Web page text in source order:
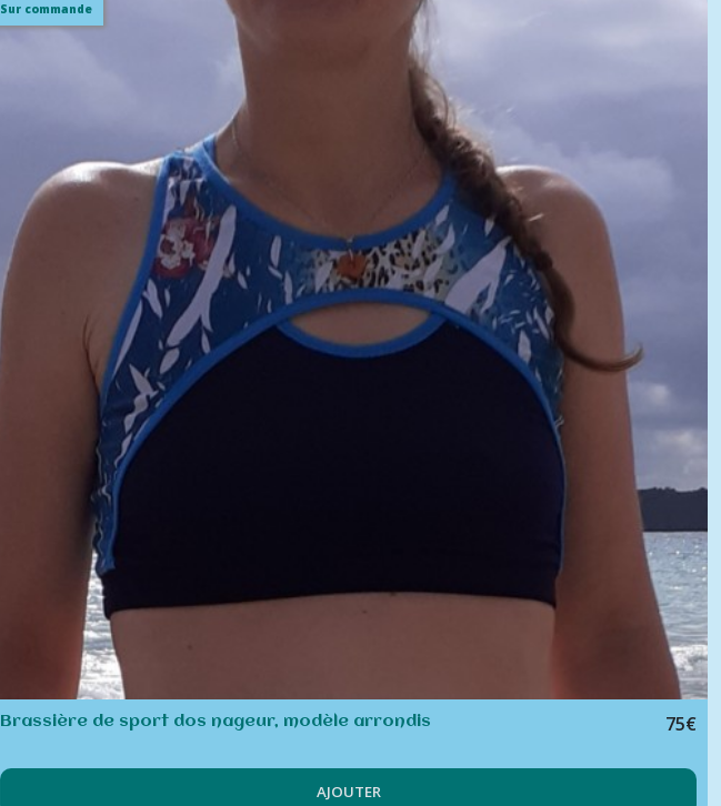
Sur commande
Brassière de sport dos nageur, modèle arrondis 75€
AJOUTER